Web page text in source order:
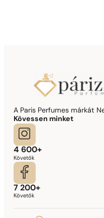
A Paris Perfumes márkát
Kövessen minket
4 600+
Követők
7 200+
Követők